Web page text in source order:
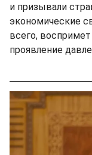
и призывали
экономические
всего,
проявление